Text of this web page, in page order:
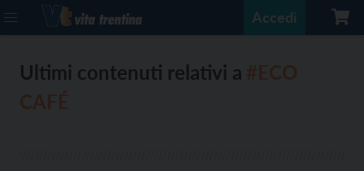
Accedi
Ultimi contenuti relativi a